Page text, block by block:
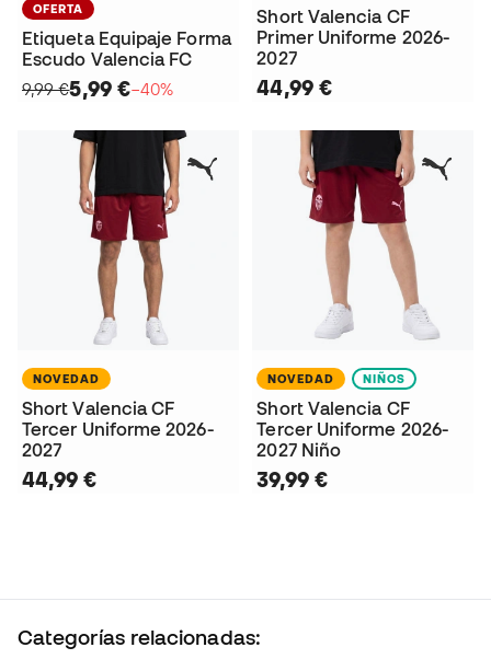
OFERTA
Etiqueta Equipaje Forma
Escudo Valencia FC
9,99 €5,99 €−40%
Short Valencia CF
Primer Uniforme 2026-
2027
44,99 €
NOVEDAD
Short Valencia CF
Tercer Uniforme 2026-
2027
44,99 €
NOVEDAD NIÑOS
Short Valencia CF
Tercer Uniforme 2026-
2027 Niño
39,99 €
Categorías relacionadas: